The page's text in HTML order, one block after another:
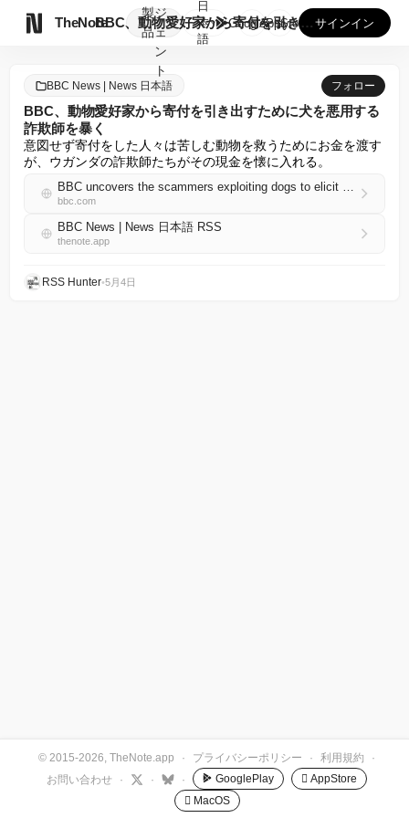
TheNote
製
品
ジ
ェ
ン
ト
BBC、動物愛好家から寄付を引き出すために犬を悪用する詐欺師...
日
本
語
GooglePlay
AppStore サインイン
BBC News | News 日本語 フォロー
BBC、動物愛好家から寄付を引き出すために犬を悪用する
詐欺師を暴く
意図せず寄付をした人々は苦しむ動物を救うためにお金を渡す
が、ウガンダの詐欺師たちがその現金を懐に入れる。
BBC uncovers the scammers exploiting dogs to elicit donations from animal lovers
bbc.com
BBC News | News 日本語 RSS
thenote.app
RSS Hunter•5月4日
© 2015-2026, TheNote.app · プライバシーポリシー · 利用規約
·
お問い合わせ
· · · GooglePlay
 AppStore
 MacOS